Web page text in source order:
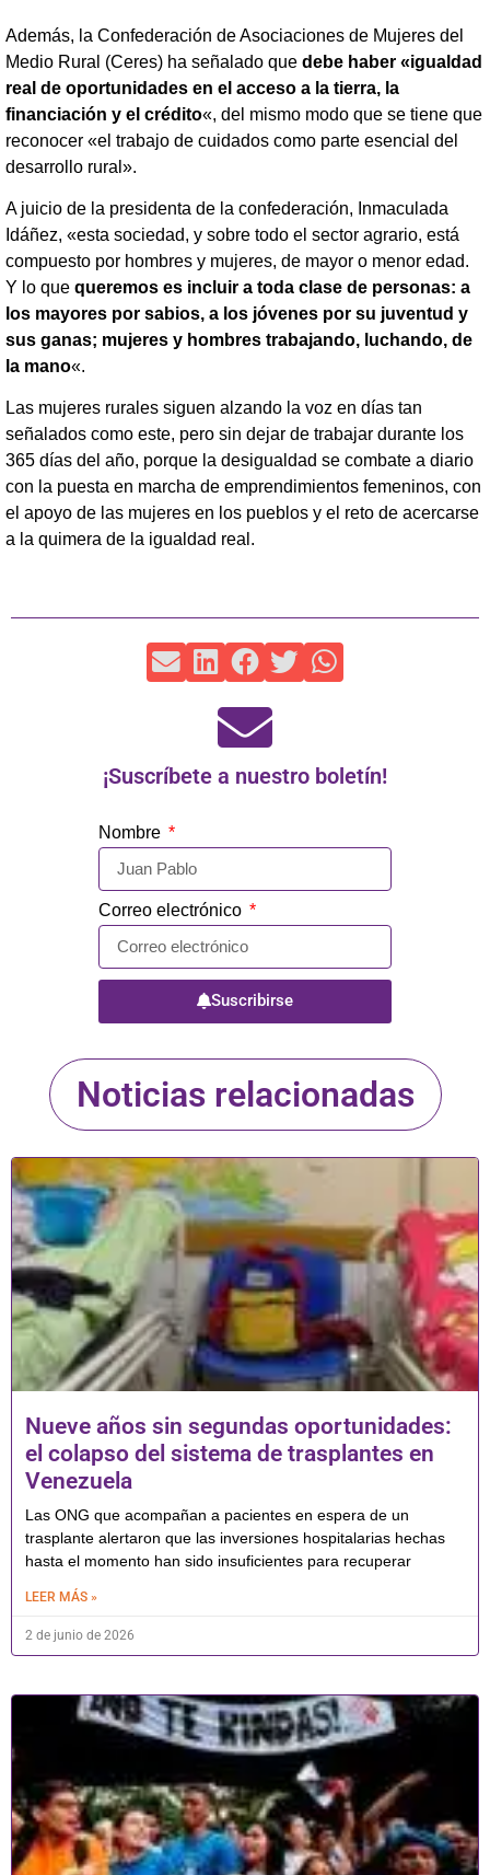
Además, la Confederación de Asociaciones de Mujeres del
Medio Rural (Ceres) ha señalado que debe haber «igualdad
real de oportunidades en el acceso a la tierra, la
financiación y el crédito«, del mismo modo que se tiene que
reconocer «el trabajo de cuidados como parte esencial del
desarrollo rural».
A juicio de la presidenta de la confederación, Inmaculada
Idáñez, «esta sociedad, y sobre todo el sector agrario, está
compuesto por hombres y mujeres, de mayor o menor edad.
Y lo que queremos es incluir a toda clase de personas: a
los mayores por sabios, a los jóvenes por su juventud y
sus ganas; mujeres y hombres trabajando, luchando, de
la mano«.
Las mujeres rurales siguen alzando la voz en días tan
señalados como este, pero sin dejar de trabajar durante los
365 días del año, porque la desigualdad se combate a diario
con la puesta en marcha de emprendimientos femeninos, con
el apoyo de las mujeres en los pueblos y el reto de acercarse
a la quimera de la igualdad real.
¡Suscríbete a nuestro boletín!
Nombre
Correo electrónico
Suscribirse
Noticias relacionadas
Nueve años sin segundas oportunidades:
el colapso del sistema de trasplantes en
Venezuela
Las ONG que acompañan a pacientes en espera de un
trasplante alertaron que las inversiones hospitalarias hechas
hasta el momento han sido insuficientes para recuperar
LEER MÁS »
2 de junio de 2026